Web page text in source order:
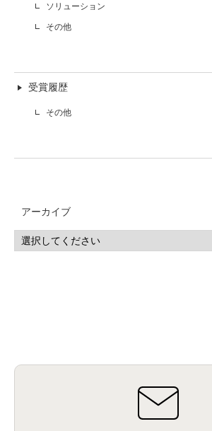
ソリューション
その他
受賞履歴
その他
アーカイブ